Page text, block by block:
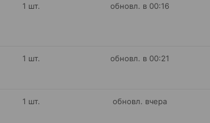
1 шт. обновл. в 00:16
1 шт. обновл. в 00:21
1 шт. обновл. вчера